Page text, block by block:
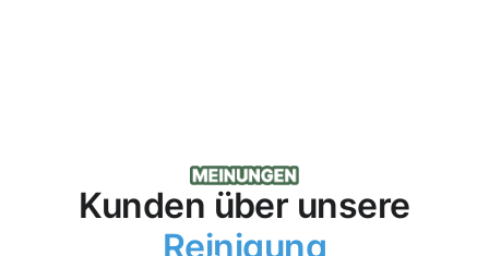
Kunden über unsere
Reinigung